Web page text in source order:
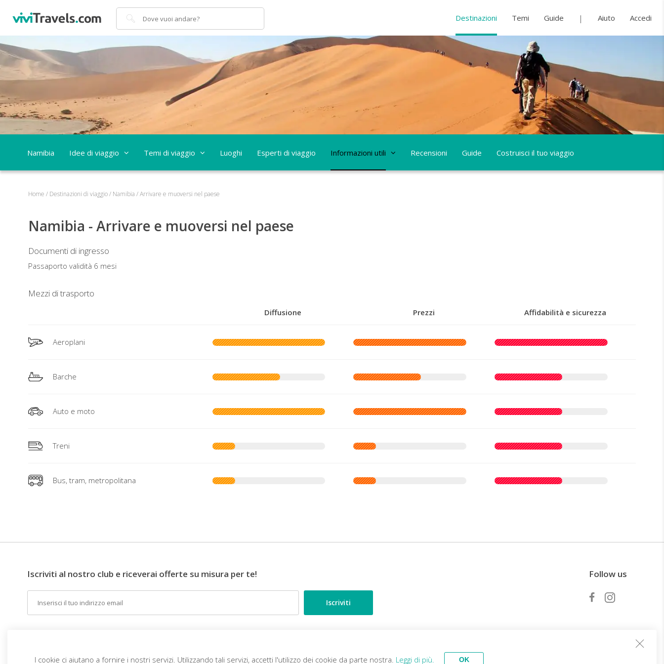
Cerca Destinazioni Temi Guide Aiuto Accedi
Namibia Idee di viaggio Temi di viaggio Luoghi Esperti di viaggio Informazioni utili Recensioni Guide Costruisci il tuo viaggio
Home / Destinazioni di viaggio/ Namibia /Arrivare e muoversi nel paese
Namibia - Arrivare e muoversi nel paese
Documenti di ingresso
Passaporto validità 6 mesi
Mezzi di trasporto
Diffusione Prezzi Affidabilità e sicurezza
Aeroplani
Barche
Auto e moto
Treni
Bus, tram, metropolitana
Iscriviti al nostro club e riceverai offerte su misura per te!
Follow us
IT (EUR) •••
I cookie ci aiutano a fornire i nostri servizi. Utilizzando tali servizi, accetti l'utilizzo dei cookie da parte nostra. Leggi di più. OK